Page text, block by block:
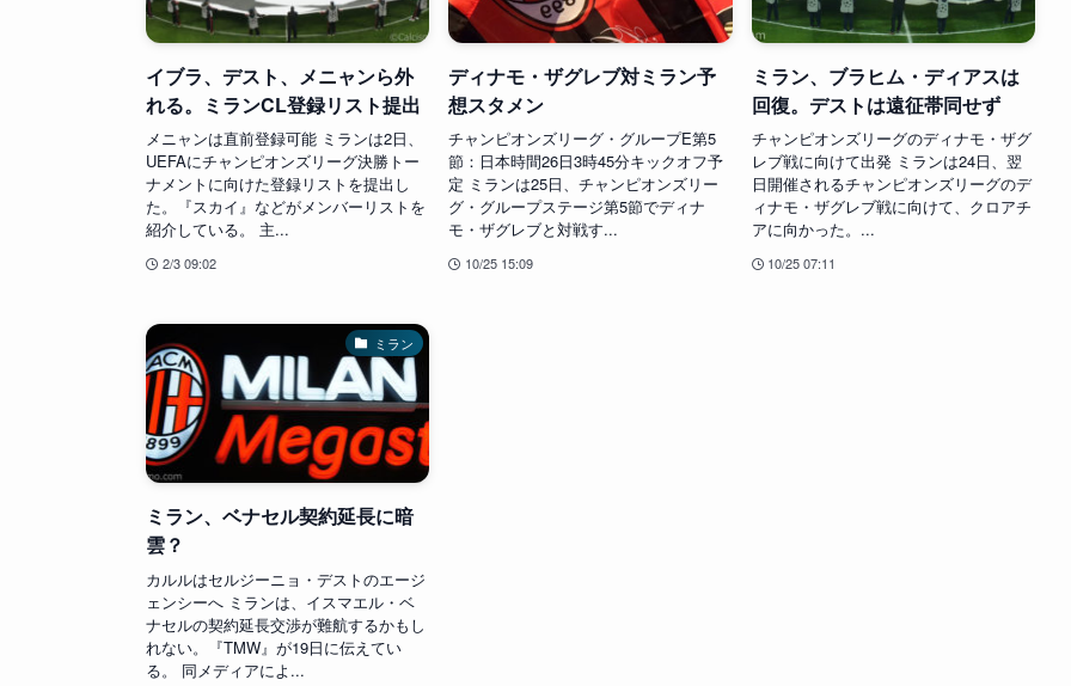
イブラ、デスト、メニャンら外
れる。ミランCL登録リスト提出
メニャンは直前登録可能 ミランは2日、
UEFAにチャンピオンズリーグ決勝トー
ナメントに向けた登録リストを提出し
た。『スカイ』などがメンバーリストを
紹介している。 主...
2/3 09:02
ディナモ・ザグレブ対ミラン予
想スタメン
チャンピオンズリーグ・グループE第5
節：日本時間26日3時45分キックオフ予
定 ミランは25日、チャンピオンズリー
グ・グループステージ第5節でディナ
モ・ザグレブと対戦す...
10/25 15:09
ミラン、ブラヒム・ディアスは
回復。デストは遠征帯同せず
チャンピオンズリーグのディナモ・ザグ
レブ戦に向けて出発 ミランは24日、翌
日開催されるチャンピオンズリーグのデ
ィナモ・ザグレブ戦に向けて、クロアチ
アに向かった。...
10/25 07:11
ミラン
ミラン、ベナセル契約延長に暗
雲？
カルルはセルジーニョ・デストのエージ
ェンシーへ ミランは、イスマエル・ベ
ナセルの契約延長交渉が難航するかもし
れない。『TMW』が19日に伝えてい
る。 同メディアによ...